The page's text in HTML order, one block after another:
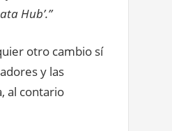
Hub’.”
otro cambio sí
y las
al contario